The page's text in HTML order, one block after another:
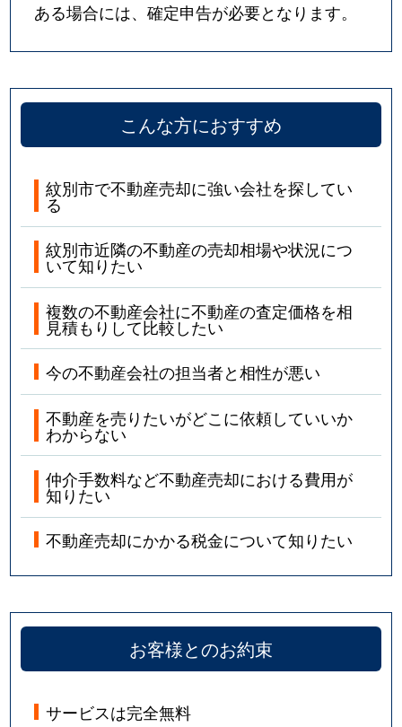
ある場合には、確定申告が必要となります。
こんな方におすすめ
紋別市で不動産売却に強い会社を探してい
る
紋別市近隣の不動産の売却相場や状況につ
いて知りたい
複数の不動産会社に不動産の査定価格を相
見積もりして比較したい
今の不動産会社の担当者と相性が悪い
不動産を売りたいがどこに依頼していいか
わからない
仲介手数料など不動産売却における費用が
知りたい
不動産売却にかかる税金について知りたい
お客様とのお約束
サービスは完全無料